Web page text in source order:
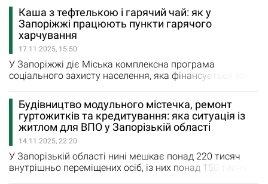
кабінети завозяться меблі, відділення готують до
роботи. Про це голова Запорізької ОДА Іван Федоров
повідомив за результатами виїзної наради на цей
соціально важливий об“єкт будівництва. Трохи раніше
в оновленому…
Каша з тефтелькою і гарячий чай: як у
Запоріжжі працюють пункти гарячого
харчування
17.11.2025, 15:50
У Запоріжжі діє Міська комплексна програма
соціального захисту населення, яка фінансується за
повідомляє пресслужба Запорізької міської ради,
передбачена й організація гарячого харчування в
осінньо-зимовий період для всіх, хто цього потребує.
Пункти гарячого харчування цьогоріч розпочали
роботу 5 листопада і будуть працювати…
Будівництво модульного містечка, ремонт
гуртожитків та кредитування: яка ситуація із
житлом для ВПО у Запорізькій області
14.11.2025, 22:20
У Запорізькій області нині мешкає понад 220 тисяч
внутрішньо переміщених осіб, із них понад 150 тисяч —